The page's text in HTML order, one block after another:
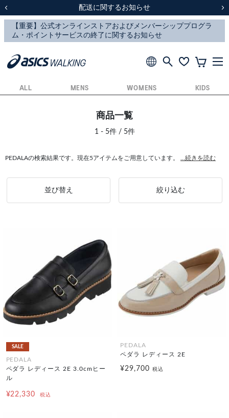
スクスク（SUKU2）価格改定のお知らせ
配送に関するお知らせ
スクスク（SUKU2）価格改定のお知らせ
配送に関するお知らせ
ALL MENS WOMENS KIDS
商品一覧
1 - 5件 / 5件
PEDALAの検索結果です。現在5アイテムをご用意しています。 ...続きを読む
並び替え 絞り込む
SALE
PEDALA
ペダラ レディース 2E 3.0cmヒー
ル
¥22,330 税込
PEDALA
ペダラ レディース 2E
¥29,700 税込